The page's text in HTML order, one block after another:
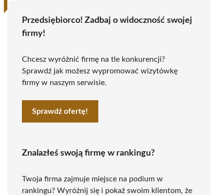
Przedsiębiorco! Zadbaj o widoczność swojej
firmy!
Chcesz wyróżnić firmę na tle konkurencji?
Sprawdź jak możesz wypromować wizytówkę
firmy w naszym serwisie.
Sprawdź ofertę!
Znalazłeś swoją firmę w rankingu?
Twoja firma zajmuje miejsce na podium w
rankingu? Wyróżnij się i pokaż swoim klientom, że